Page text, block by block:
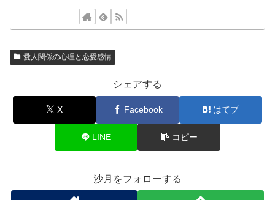
愛人関係の心理と恋愛感情
シェアする
X Facebook はてブ
LINE コピー
沙月をフォローする